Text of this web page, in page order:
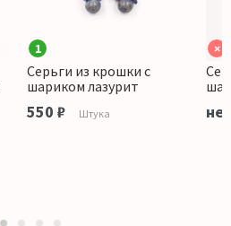
1
Серьги из крошки с
шариком лазурит
550 ₽ Штука
×